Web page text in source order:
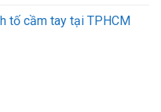
tố cầm tay tại TPHCM